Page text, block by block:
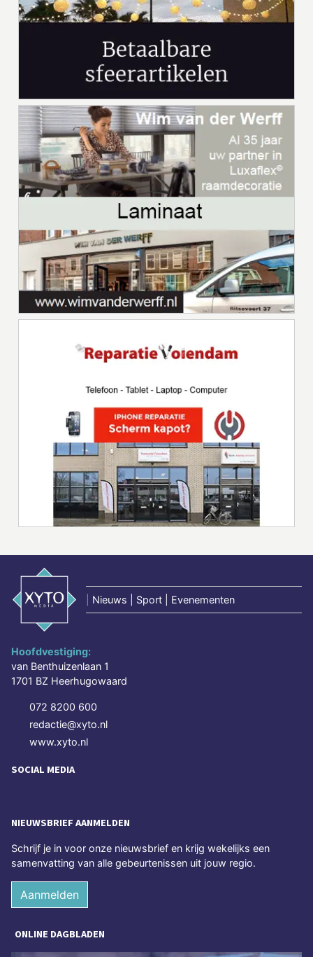
Nieuws | Sport | Evenementen
Hoofdvestiging:
van Benthuizenlaan 1
1701 BZ Heerhugowaard
072 8200 600
redactie@xyto.nl
www.xyto.nl
SOCIAL MEDIA
NIEUWSBRIEF AANMELDEN
Schrijf je in voor onze nieuwsbrief en krijg wekelijks een
samenvatting van alle gebeurtenissen uit jouw regio.
Aanmelden
ONLINE DAGBLADEN